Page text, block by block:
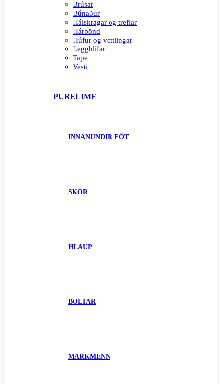
Brúsar
Búnaður
Hálskragar og treflar
Hárbönd
Húfur og vettlingar
Legghlífar
Tape
Vesti
PURELIME
INNANUNDIR FÖT
SKÓR
HLAUP
BOLTAR
MARKMENN